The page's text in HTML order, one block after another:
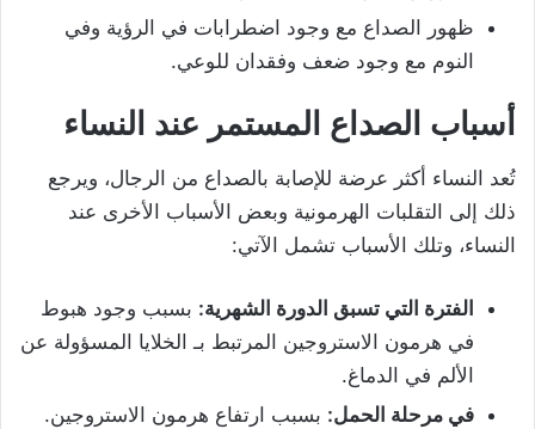
ظهور الصداع مع وجود اضطرابات في الرؤية وفي
النوم مع وجود ضعف وفقدان للوعي.
أسباب الصداع المستمر عند النساء
تُعد النساء أكثر عرضة للإصابة بالصداع من الرجال، ويرجع
ذلك إلى التقلبات الهرمونية وبعض الأسباب الأخرى عند
النساء، وتلك الأسباب تشمل الآتي:
الفترة التي تسبق الدورة الشهرية: بسبب وجود هبوط
في هرمون الاستروجين المرتبط بـ الخلايا المسؤولة عن
الألم في الدماغ.
في مرحلة الحمل: بسبب ارتفاع هرمون الاستروجين.